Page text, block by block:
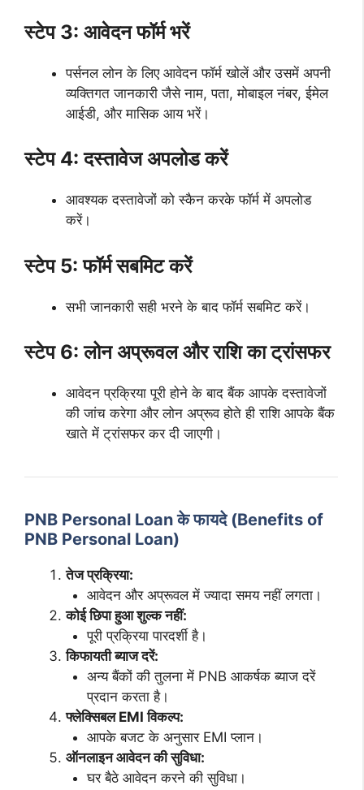
स्टेप 3: आवेदन फॉर्म भरें
पर्सनल लोन के लिए आवेदन फॉर्म खोलें और उसमें अपनी
व्यक्तिगत जानकारी जैसे नाम, पता, मोबाइल नंबर, ईमेल
आईडी, और मासिक आय भरें।
स्टेप 4: दस्तावेज अपलोड करें
आवश्यक दस्तावेजों को स्कैन करके फॉर्म में अपलोड
करें।
स्टेप 5: फॉर्म सबमिट करें
सभी जानकारी सही भरने के बाद फॉर्म सबमिट करें।
स्टेप 6: लोन अप्रूवल और राशि का ट्रांसफर
आवेदन प्रक्रिया पूरी होने के बाद बैंक आपके दस्तावेजों
की जांच करेगा और लोन अप्रूव होते ही राशि आपके बैंक
खाते में ट्रांसफर कर दी जाएगी।
PNB Personal Loan के फायदे (Benefits of
PNB Personal Loan)
तेज प्रक्रिया:
आवेदन और अप्रूवल में ज्यादा समय नहीं लगता।
कोई छिपा हुआ शुल्क नहीं:
पूरी प्रक्रिया पारदर्शी है।
किफायती ब्याज दरें:
अन्य बैंकों की तुलना में PNB आकर्षक ब्याज दरें
प्रदान करता है।
फ्लेक्सिबल EMI विकल्प:
आपके बजट के अनुसार EMI प्लान।
ऑनलाइन आवेदन की सुविधा:
घर बैठे आवेदन करने की सुविधा।